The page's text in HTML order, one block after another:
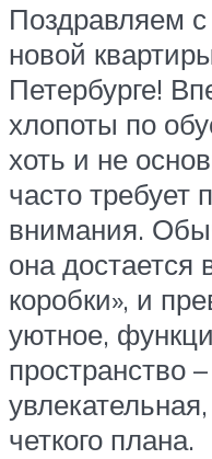
Поздравляем
новой
Петербурге!
хлопоты по
хоть и не
часто требует
внимания.
она достается
коробки», и
уютное,
пространство
четкого плана.